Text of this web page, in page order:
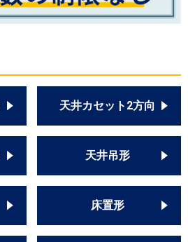
天井カセット2方向
天井吊形
床置形